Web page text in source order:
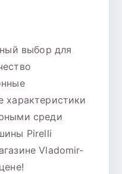
выбор для
характеристики
среди
Pirelli
Vladomir-